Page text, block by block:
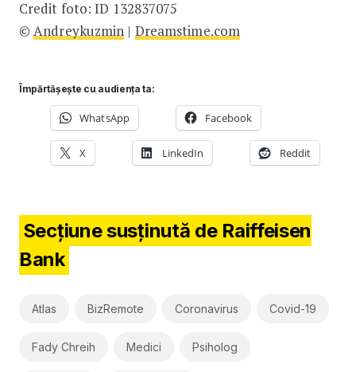
Credit foto: ID 132837075
©Andreykuzmin | Dreamstime.com
Împărtășește cu audiența ta:
WhatsApp Facebook
X LinkedIn Reddit
Secțiune susținută de Raiffeisen
Bank
Atlas BizRemote Coronavirus Covid-19
Fady Chreih Medici Psiholog